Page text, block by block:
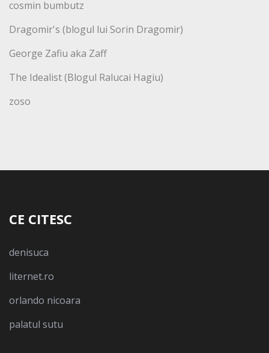
cosmin bumbutz
Dragomir's (blogul lui Sorin Dragomir)
George Zafiu aka Zaff
The Idealist (Blogul Ralucai Hagiu)
zoso
CE CITESC
denisuca
liternet.ro
orlando nicoara
palatul sutu